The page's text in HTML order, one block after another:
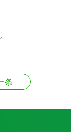
条